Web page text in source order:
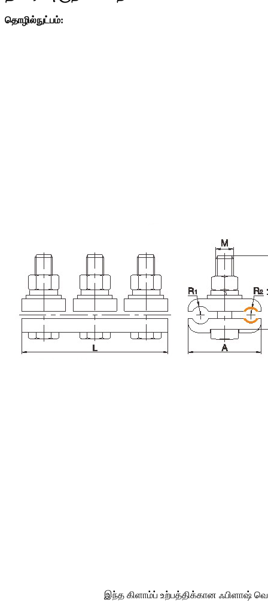
தொழில்நுட்பம்:
இந்த கிளாம்ப் உற்பத்திக்கான ஃபிளாஷ்